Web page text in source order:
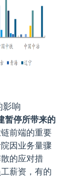
影响
停所带来的
前端的重要
因业务量骤
的应对措
薪资，有的